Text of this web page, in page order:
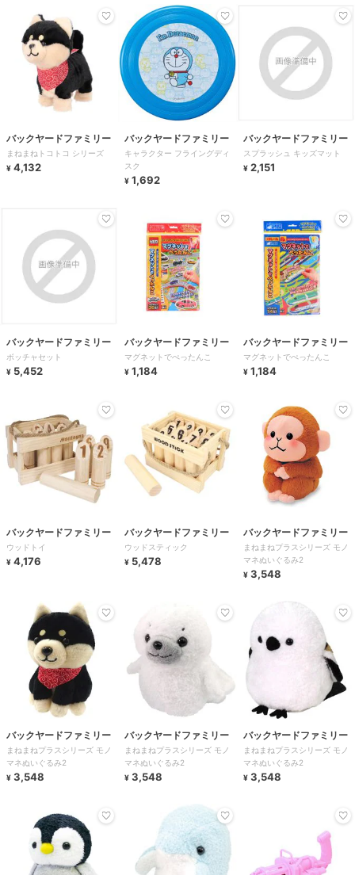
バックヤードファミリー
まねまねトコトコ シリーズ
¥ 4,132
バックヤードファミリー
キャラクター フライングディ
スク
¥ 1,692
バックヤードファミリー
スプラッシュ キッズマット
¥ 2,151
バックヤードファミリー
ボッチャセット
¥ 5,452
バックヤードファミリー
マグネットでぺったんこ
¥ 1,184
バックヤードファミリー
マグネットでぺったんこ
¥ 1,184
バックヤードファミリー
ウッドトイ
¥ 4,176
バックヤードファミリー
ウッドスティック
¥ 5,478
バックヤードファミリー
まねまねプラスシリーズ モノ
マネぬいぐるみ2
¥ 3,548
バックヤードファミリー
まねまねプラスシリーズ モノ
マネぬいぐるみ2
¥ 3,548
バックヤードファミリー
まねまねプラスシリーズ モノ
マネぬいぐるみ2
¥ 3,548
バックヤードファミリー
まねまねプラスシリーズ モノ
マネぬいぐるみ2
¥ 3,548